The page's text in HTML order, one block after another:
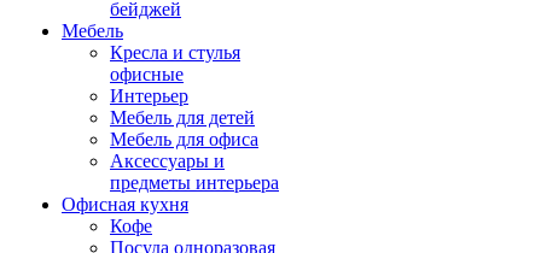
бейджей
Мебель
Кресла и стулья
офисные
Интерьер
Мебель для детей
Мебель для офиса
Аксессуары и
предметы интерьера
Офисная кухня
Кофе
Посуда одноразовая